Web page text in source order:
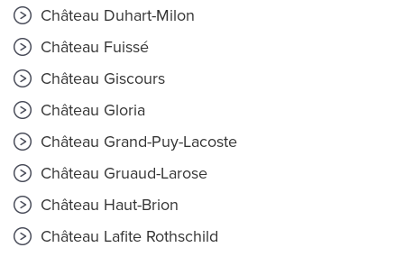
Château Duhart-Milon
Château Fuissé
Château Giscours
Château Gloria
Château Grand-Puy-Lacoste
Château Gruaud-Larose
Château Haut-Brion
Château Lafite Rothschild